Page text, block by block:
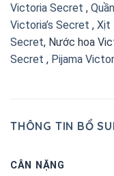
Victoria Secret ,
Victoria’s Secret , Xịt
Secret, Nước hoa
Secret , Pijama
THÔNG TIN BỔ
CÂN NẶNG